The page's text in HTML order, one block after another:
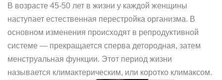
В возрасте 45-50 лет в жизни у каждой женщины
наступает естественная перестройка организма. В
основном изменения происходят в репродуктивной
системе — прекращается сперва детородная, затем
менструальная функции. Этот период жизни
называется климактерическим, или коротко климаксом.